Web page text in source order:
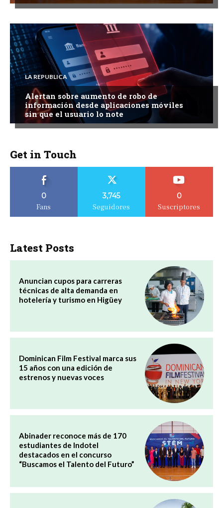
LA REPUBLICA
Alertan sobre aumento de robo de
información desde aplicaciones móviles
sin que el usuario lo note
Get in Touch
0
Fans
3,745
Seguidores
0
Suscriptores
Latest Posts
Anuncian cupos para carreras
técnicas de alta demanda en
hotelería y turismo en Higüey
Dominican Film Festival marca sus
15 años con una edición de
estrenos y nuevas voces
Abinader reconoce más de 170
estudiantes de Indotel
destacados en el concurso
“Buscamos el Talento del Futuro”